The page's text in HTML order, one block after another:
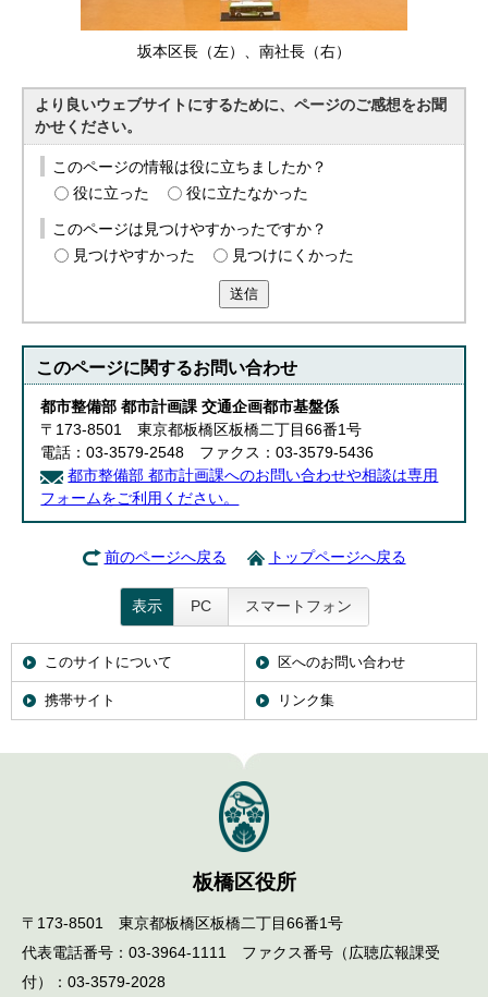
坂本区長（左）、南社長（右）
より良いウェブサイトにするために、ページのご感想をお聞
かせください。
このページの情報は役に立ちましたか？
役に立った
役に立たなかった
このページは見つけやすかったですか？
見つけやすかった
見つけにくかった
送信
このページに関するお問い合わせ
都市整備部 都市計画課 交通企画都市基盤係
〒173-8501 東京都板橋区板橋二丁目66番1号
電話：03-3579-2548 ファクス：03-3579-5436
都市整備部 都市計画課へのお問い合わせや相談は専用
フォームをご利用ください。
前のページへ戻る トップページへ戻る
表示 PC スマートフォン
このサイトについて 区へのお問い合わせ
携帯サイト リンク集
板橋区役所
〒173-8501 東京都板橋区板橋二丁目66番1号
代表電話番号：03-3964-1111 ファクス番号（広聴広報課受
付）：03-3579-2028